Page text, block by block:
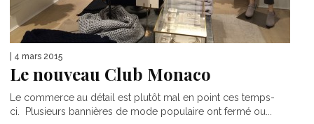
| 4 mars 2015
Le nouveau Club Monaco
Le commerce au détail est plutôt mal en point ces temps-
ci. Plusieurs bannières de mode populaire ont fermé ou...